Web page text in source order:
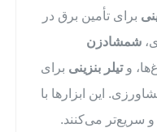
برای تأمین برق در
شمشادزن
وتیلر بنزینی برای
این ابزارها با
سریع‌تر می‌کنند.